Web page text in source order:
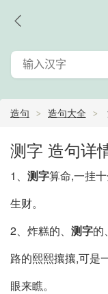
造句 造句大全
测字 造句详
1、 测字算命,一挂
生财。
2、炸糕的、 测字的
路的熙熙攘攘,可是
眼来瞧。